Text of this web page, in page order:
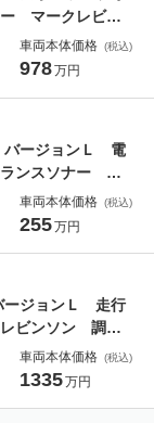
マークレビン
ーツ ＥＸＡＲ
ター 寒冷地仕
ートヒーター
車両本体価格 (税込)
978万円
バージョンＬ 電
ンスソナー ウ
シフトノブ 前席
付シートヒータ
コーダー
車両本体価格 (税込)
255万円
ージョンＬ 走行
ビンソン 調光
タルインナーミ
ライブレコーダ
車両本体価格 (税込)
1335万円